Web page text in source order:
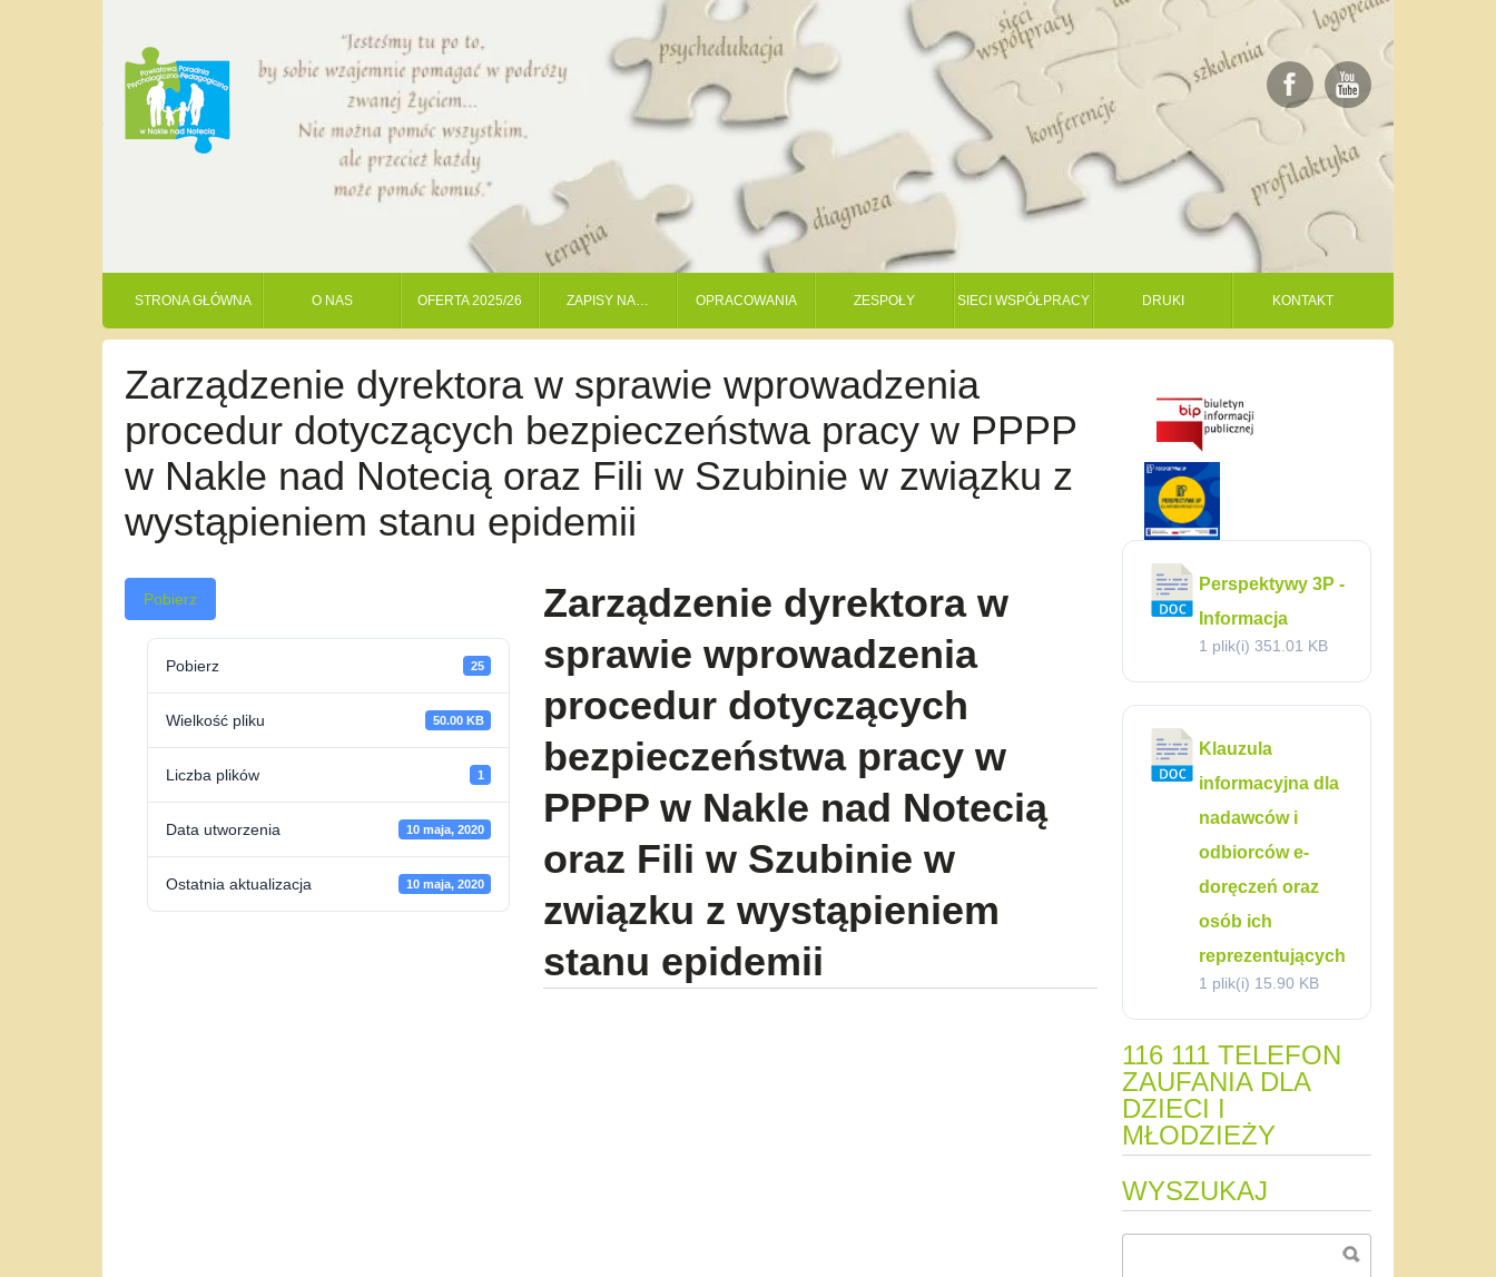
STRONA GŁÓWNA O NAS OFERTA 2025/26 ZAPISY NA… OPRACOWANIA ZESPOŁY SIECI WSPÓŁPRACY DRUKI KONTAKT
Zarządzenie dyrektora w sprawie wprowadzenia
procedur dotyczących bezpieczeństwa pracy w PPPP
w Nakle nad Notecią oraz Fili w Szubinie w związku z
wystąpieniem stanu epidemii
Pobierz
Pobierz 25
Wielkość pliku 50.00 KB
Liczba plików 1
Data utworzenia 10 maja, 2020
Ostatnia aktualizacja 10 maja, 2020
Zarządzenie dyrektora w
sprawie wprowadzenia
procedur dotyczących
bezpieczeństwa pracy w
PPPP w Nakle nad Notecią
oraz Fili w Szubinie w
związku z wystąpieniem
stanu epidemii
Perspektywy 3P -
Informacja
1 plik(i) 351.01 KB
Klauzula
informacyjna dla
nadawców i
odbiorców e-
doręczeń oraz
osób ich
reprezentujących
1 plik(i) 15.90 KB
116 111 TELEFON
ZAUFANIA DLA
DZIECI I
MŁODZIEŻY
WYSZUKAJ